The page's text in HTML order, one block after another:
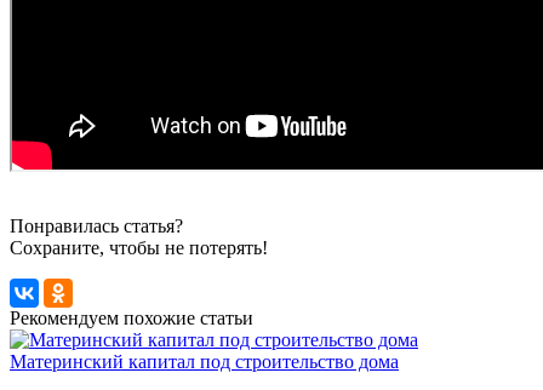
Понравилась статья?
Сохраните, чтобы не потерять!
Рекомендуем похожие статьи
Материнский капитал под строительство дома